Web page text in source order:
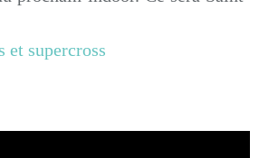
et supercross